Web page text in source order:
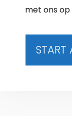
met ons
START